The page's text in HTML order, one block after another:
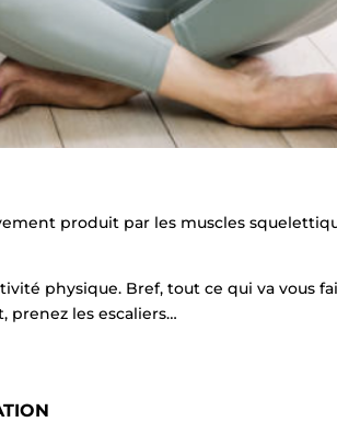
produit par les muscles
physique. Bref, tout ce qui va vous
prenez les escaliers…